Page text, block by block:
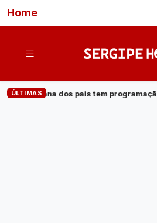
Home
ÚLTIMAS especial no Shopping Prêmio